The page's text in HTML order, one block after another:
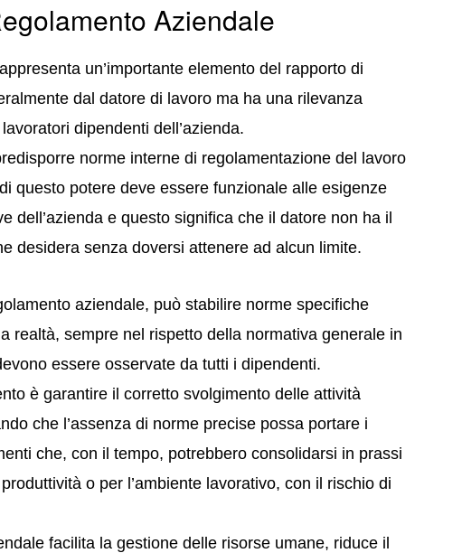
Aziendale
un’importante elemento del rapporto di
dal datore di lavoro ma ha una rilevanza
dipendenti dell’azienda.
norme interne di regolamentazione del lavoro
questo potere deve essere funzionale alle esigenze
dell’azienda e questo significa che il datore non ha il
desidera senza doversi attenere ad alcun limite.
aziendale, può stabilire norme specifiche
realtà, sempre nel rispetto della normativa generale in
essere osservate da tutti i dipendenti.
è garantire il corretto svolgimento delle attività
che l’assenza di norme precise possa portare i
che, con il tempo, potrebbero consolidarsi in prassi
o per l’ambiente lavorativo, con il rischio di
facilita la gestione delle risorse umane, riduce il